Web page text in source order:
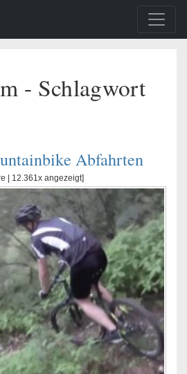
- Schlagwort
Abfahrten
| 12.361x angezeigt]